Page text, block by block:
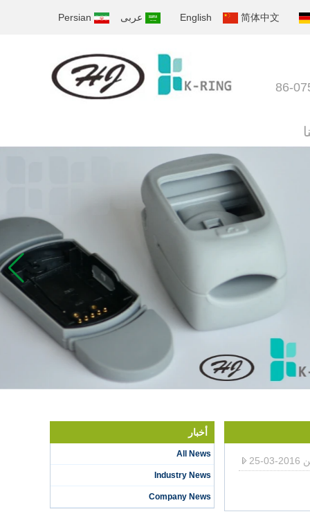
English 简体中文 عربى Persian
أخبار
All News
Industry News
Company News
Hot selling products
Hot selling products :portable mini
vacuum sealer 1) For the vacuum
sealer, we have two versions, updated
25